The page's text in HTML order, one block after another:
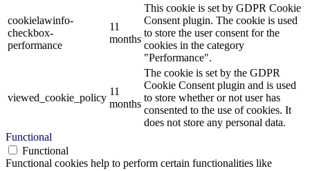
cookielawinfo-
checkbox-
performance
11
months
This cookie is set by GDPR Cookie
Consent plugin. The cookie is used
to store the user consent for the
cookies in the category
"Performance".
viewed_cookie_policy
11
months
The cookie is set by the GDPR
Cookie Consent plugin and is used
to store whether or not user has
consented to the use of cookies. It
does not store any personal data.
Functional
Functional
Functional cookies help to perform certain functionalities like